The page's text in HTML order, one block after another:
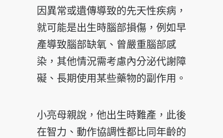
因異常或遺傳導致的先天性疾病，
就可能是出生時腦部損傷，例如早
產導致腦部缺氧、曾嚴重腦部感
染，其他情況需考慮內分泌代謝障
礙、長期使用某些藥物的副作用。
小亮母親說，他出生時難產，此後
在智力、動作協調性都比同年齡的